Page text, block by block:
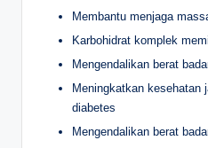
Membantu menjaga
Karbohidrat komplek
Mengendalikan berat
Meningkatkan kesehatan
diabetes
Mengendalikan berat